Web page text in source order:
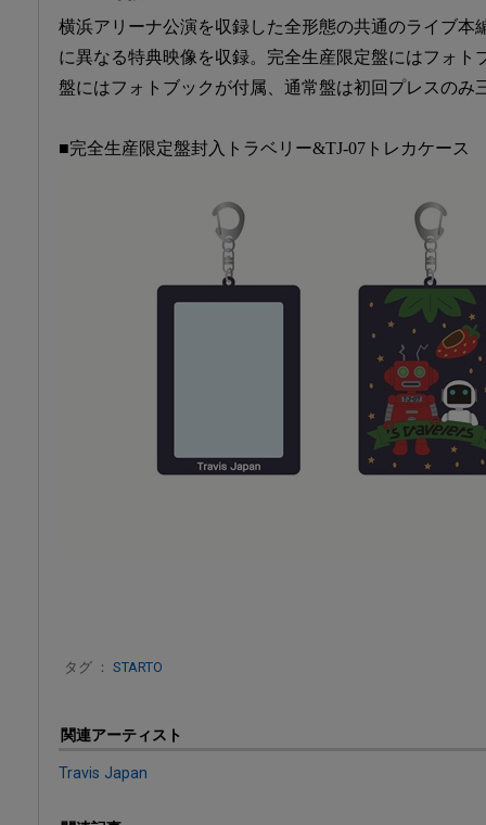
横浜アリーナ公演を収録した全形態の共通のライブ本
に異なる特典映像を収録。完全生産限定盤にはフォト
盤にはフォトブックが付属、通常盤は初回プレスのみ
■完全生産限定盤封入トラベリー&TJ-07トレカケース
タグ ： STARTO
関連アーティスト
Travis Japan